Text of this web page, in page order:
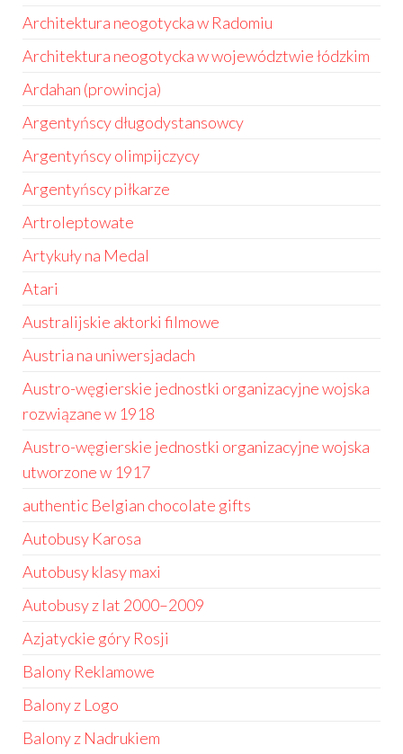
Architektura neogotycka w Radomiu
Architektura neogotycka w województwie łódzkim
Ardahan (prowincja)
Argentyńscy długodystansowcy
Argentyńscy olimpijczycy
Argentyńscy piłkarze
Artroleptowate
Artykuły na Medal
Atari
Australijskie aktorki filmowe
Austria na uniwersjadach
Austro-węgierskie jednostki organizacyjne wojska
rozwiązane w 1918
Austro-węgierskie jednostki organizacyjne wojska
utworzone w 1917
authentic Belgian chocolate gifts
Autobusy Karosa
Autobusy klasy maxi
Autobusy z lat 2000–2009
Azjatyckie góry Rosji
Balony Reklamowe
Balony z Logo
Balony z Nadrukiem